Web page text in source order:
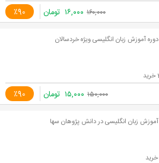
٪90 ۱۶۰,۰۰۰ ۱۶,۰۰۰ تومان
دوره آموزش زبان انگلیسی ویژه خردسالان
٪90 ۱۵۰,۰۰۰ ۱۵,۰۰۰ تومان
آموزش زبان انگلیسی در دانش پژوهان سها